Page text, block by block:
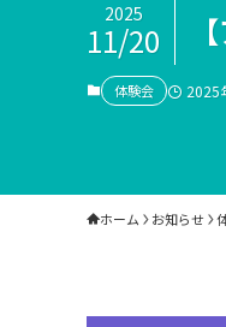
2025
11/20
体験会 2025
ホーム お知らせ